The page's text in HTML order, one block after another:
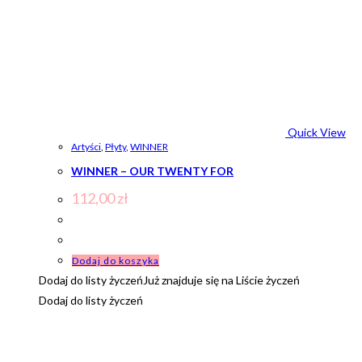
Quick View
Artyści Płyty, WINNER
WINNER – OUR TWENTY FOR
112,00zł
Dodaj do koszyka
Dodaj do listy życzeńJuż znajduje się na Liście życzeń
Dodaj do listy życzeń